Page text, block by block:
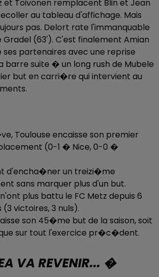
et Toivonen remplacent Blin et Jean
au tableau d'affichage. Mais
pas. Delort rate l'immanquable
Gradel (63'). C'est finalement Amian
partenaires avec une reprise
barre suite � un long rush de Mubele
but en carri�re qui intervient au
Toulouse encaisse son premier
(0-1 � Nice, 0-0 �
d'encha�ner un treizi�me
sans marquer plus d'un but.
plus battu le FC Metz depuis 6
victoires, 3 nuls).
son 45�me but de la saison, soit
sur tout l'exercice pr�c�dent.
VA REVENIR... �